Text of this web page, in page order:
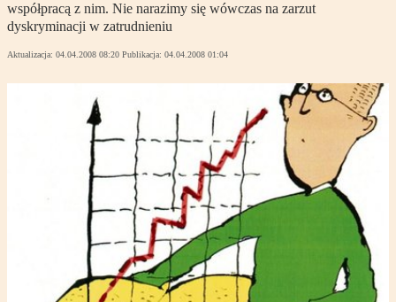
współpracą z nim. Nie narazimy się wówczas na zarzut
dyskryminacji w zatrudnieniu
Aktualizacja: 04.04.2008 08:20 Publikacja: 04.04.2008 01:04